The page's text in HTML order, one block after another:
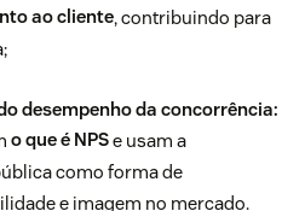
ao cliente, contribuindo para
desempenho da concorrência:
o que é NPSe usam a
como forma de
e imagem no mercado.